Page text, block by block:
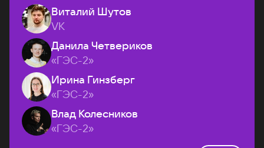
Виталий Шутов
VK
Данила Четвериков
«ГЭС-2»
Ирина Гинзберг
«ГЭС-2»
Влад Колесников
«ГЭС-2»